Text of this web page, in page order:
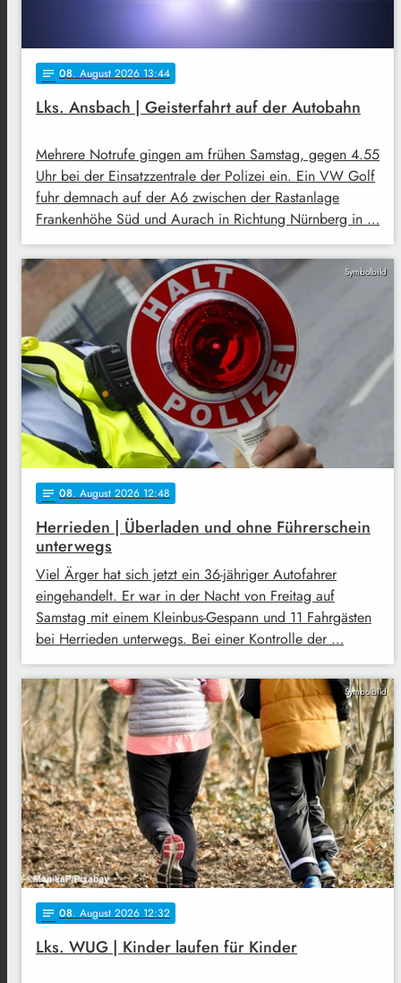
notes 08. August 2026 13:44
Lks. Ansbach | Geisterfahrt auf der Autobahn
Mehrere Notrufe gingen am frühen Samstag, gegen 4.55
Uhr bei der Einsatzzentrale der Polizei ein. Ein VW Golf
fuhr demnach auf der A6 zwischen der Rastanlage
Frankenhöhe Süd und Aurach in Richtung Nürnberg in …
Symbolbild
notes 08. August 2026 12:48
Herrieden | Überladen und ohne Führerschein
unterwegs
Viel Ärger hat sich jetzt ein 36-jähriger Autofahrer
eingehandelt. Er war in der Nacht von Freitag auf
Samstag mit einem Kleinbus-Gespann und 11 Fahrgästen
bei Herrieden unterwegs. Bei einer Kontrolle der …
Symbolbild
notes 08. August 2026 12:32
Lks. WUG | Kinder laufen für Kinder